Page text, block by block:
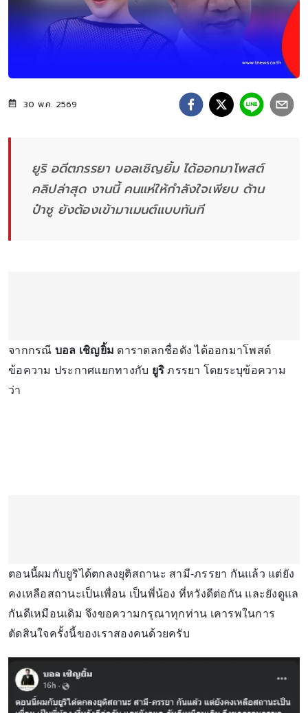
30 พ.ค. 2569
ยูริ อดีตภรรยา บอลเชิญยิ้ม ได้ออกมาโพสต์
คลิปล่าสุด งานนี้ คนแห่ให้กำลังใจเพียบ ด้าน
ป๋าชู ยังต้องเข้ามาเมนต์แบบทันที
จากกรณี บอล เชิญยิ้ม ดาราตลกชื่อดัง ได้ออกมาโพสต์
ข้อความ ประกาศแยกทางกับ ยูริ ภรรยา โดยระบุข้อความ
ว่า
ตอนนี้ผมกับยูริได้ตกลงยุติสถานะ สามี-ภรรยา กันแล้ว แต่ยัง
คงเหลือสถานะเป็นเพื่อน เป็นพี่น้อง ที่หวังดีต่อกัน และยังดูแล
กันดีเหมือนเดิม จึงขอความกรุณาทุกท่าน เคารพในการ
ตัดสินใจครั้งนี้ของเราสองคนด้วยครับ